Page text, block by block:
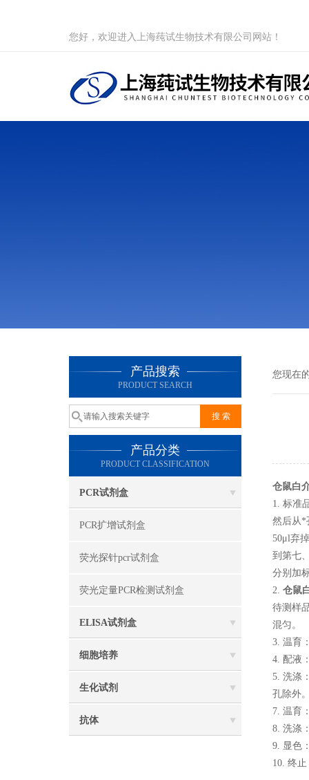
您好，欢迎进入上海莼试生物技术有限公司网站！
产品搜索
PRODUCT SEARCH
产品分类
PRODUCT CLASSIFICATION
PCR试剂盒
PCR扩增试剂盒
荧光探针pcr试剂盒
荧光定量PCR检测试剂盒
ELISA试剂盒
细胞培养
生化试剂
抗体
您现在
仓鼠白
1. 标准
然后从*
50μl弃
到第七
分别加
2. 仓鼠
待测样
混匀。
3. 温育
4. 配液
5. 洗涤
孔除外
7. 温育
8. 洗涤
9. 显色
10. 终